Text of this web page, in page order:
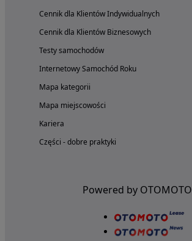
Cennik dla Klientów Indywidualnych
Cennik dla Klientów Biznesowych
Testy samochodów
Internetowy Samochód Roku
Mapa kategorii
Mapa miejscowości
Kariera
Części - dobre praktyki
Powered by OTOMOTO